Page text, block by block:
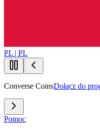
PL | PL
Converse CoinsDołącz do
Pomoc